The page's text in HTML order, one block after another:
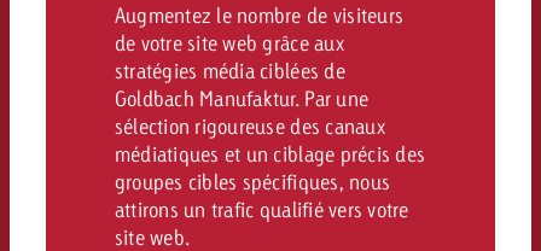
Augmentez le nombre de visiteurs
de votre site web grâce aux
stratégies média ciblées de
Goldbach Manufaktur. Par une
sélection rigoureuse des canaux
médiatiques et un ciblage précis des
groupes cibles spécifiques, nous
attirons un trafic qualifié vers votre
site web.